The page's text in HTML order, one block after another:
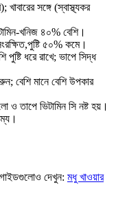
খাবারের সঙ্গে (স্বাস্থ্যকর
খনিজ ৪০% বেশি।
৫০% কমে।
পুষ্টি ধরে রাখে; ভাপে সিদ্ধ
বেশি মানে বেশি উপকার
তাপে ভিটামিন সি নষ্ট হয়।
দেখুন: মধু খাওয়ার